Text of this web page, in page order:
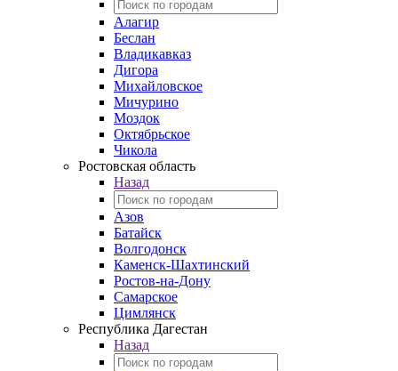
Алагир
Беслан
Владикавказ
Дигора
Михайловское
Мичурино
Моздок
Октябрьское
Чикола
Ростовская область
Назад
Азов
Батайск
Волгодонск
Каменск-Шахтинский
Ростов-на-Дону
Самарское
Цимлянск
Республика Дагестан
Назад